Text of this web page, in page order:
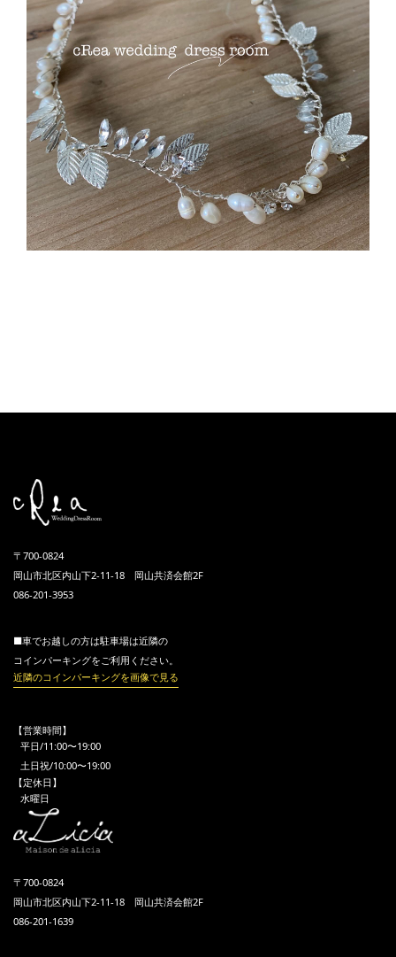
〒700-0824
岡山市北区内山下2-11-18 岡山共済会館2F
086-201-3953
■車でお越しの方は駐車場は近隣の
コインパーキングをご利用ください。
近隣のコインパーキングを画像で見る
【営業時間】
平日/11:00〜19:00
土日祝/10:00〜19:00
【定休日】
水曜日
〒700-0824
岡山市北区内山下2-11-18 岡山共済会館2F
086-201-1639